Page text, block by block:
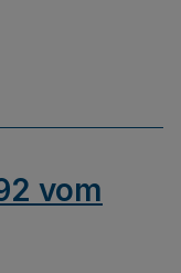
vom